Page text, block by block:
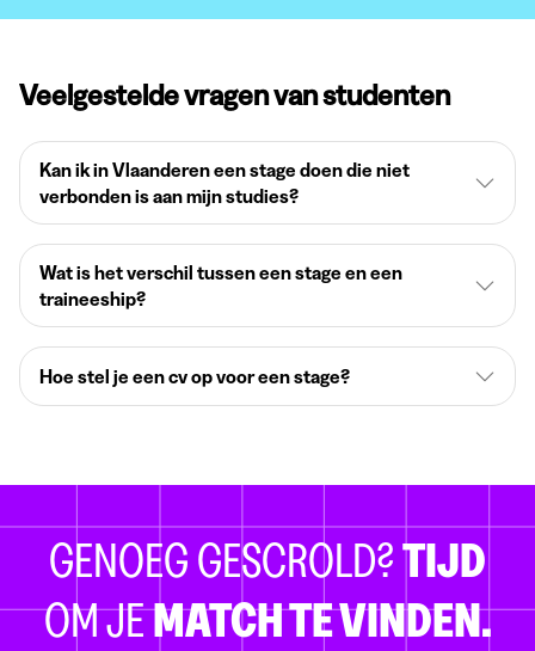
Veelgestelde vragen van studenten
Kan ik in Vlaanderen een stage doen die niet
verbonden is aan mijn studies?
Wat is het verschil tussen een stage en een
traineeship?
Hoe stel je een cv op voor een stage?
GENOEG GESCROLD?TIJD
OM JEMATCH TE VINDEN.